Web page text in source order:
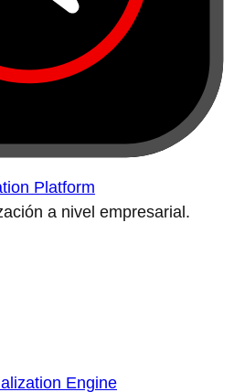
Platform
a nivel empresarial.
Engine